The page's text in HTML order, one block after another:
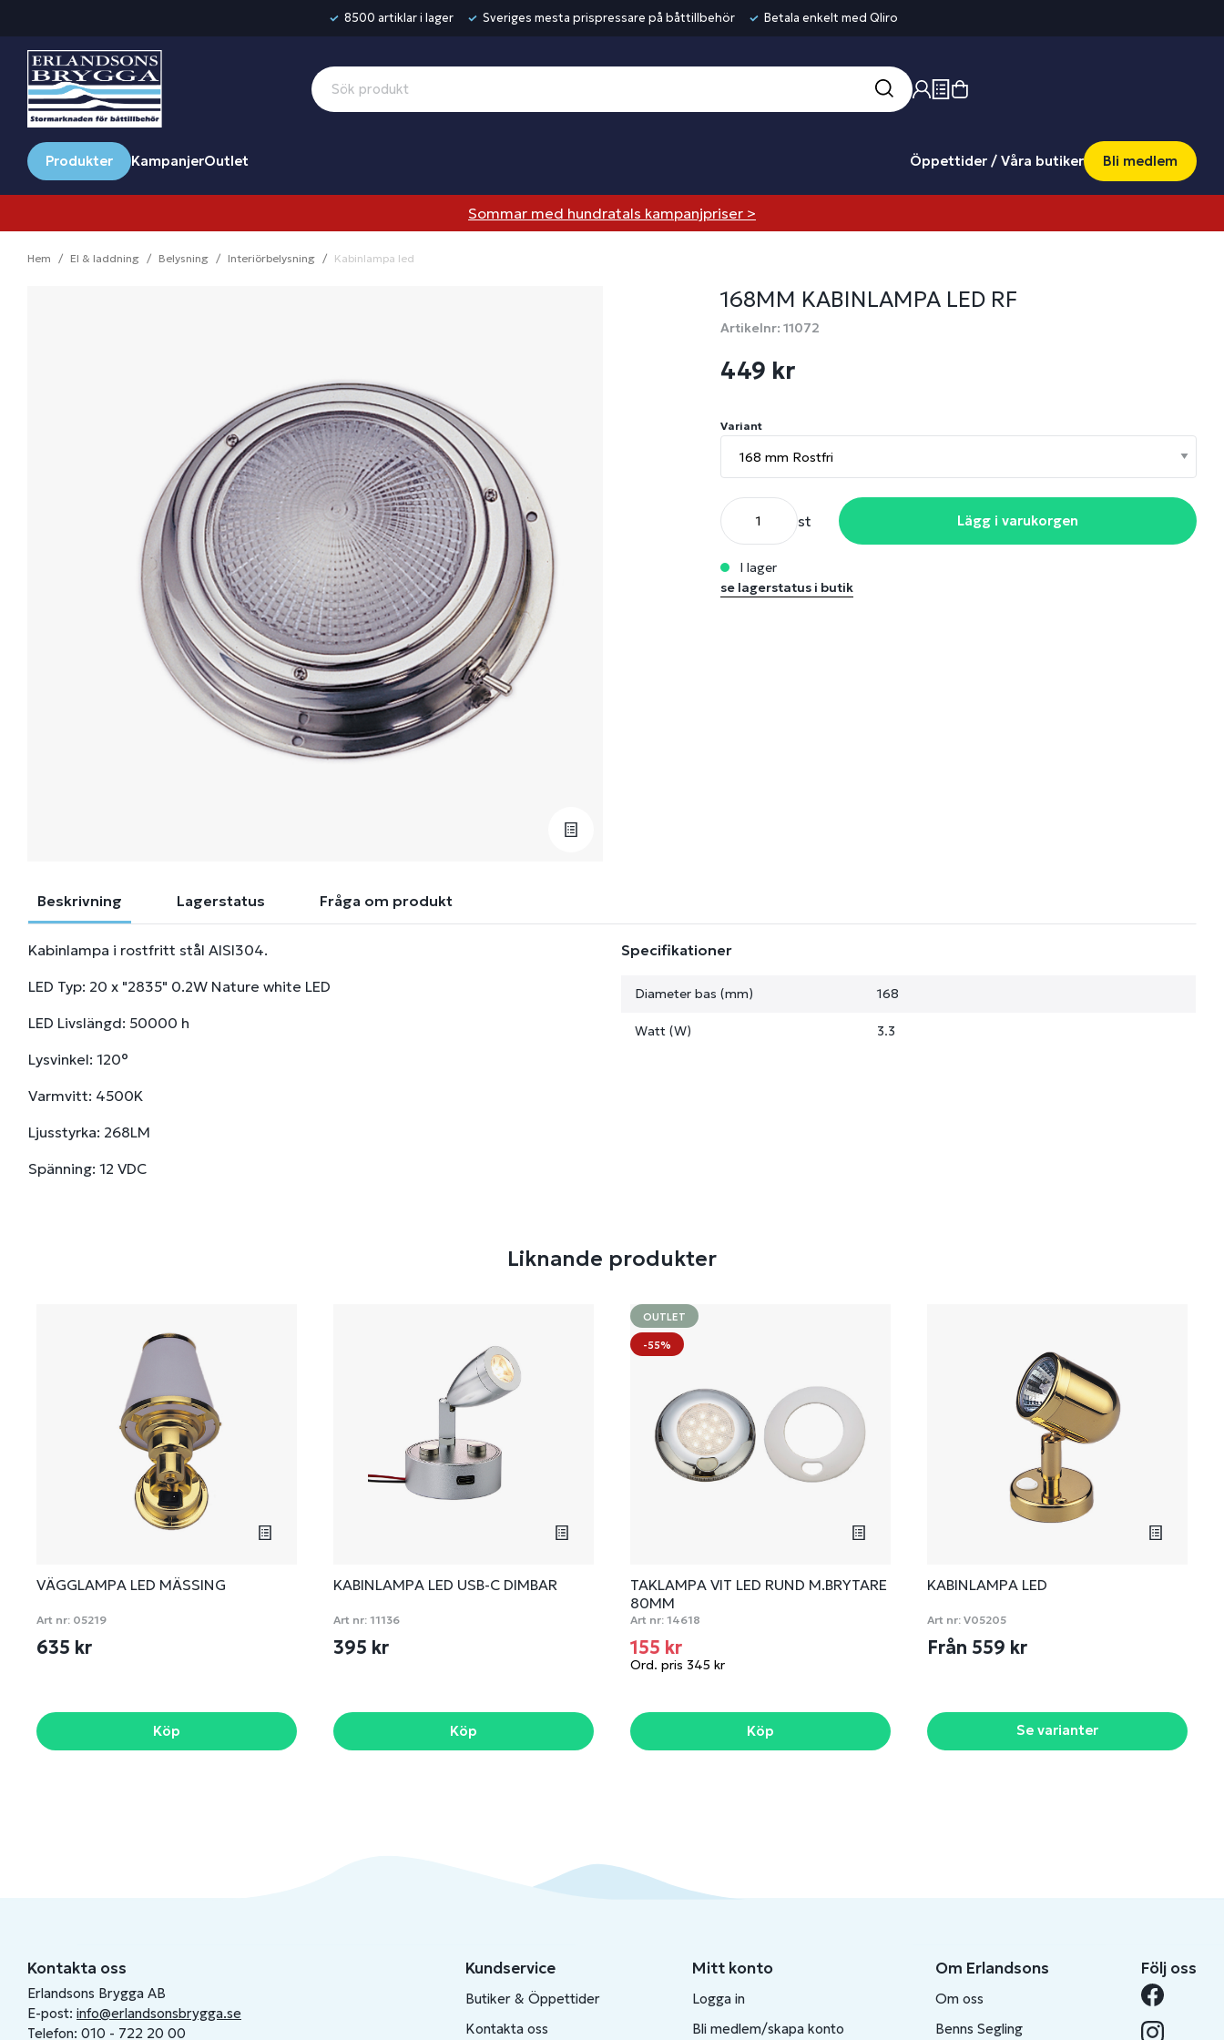
8500 artiklar i lager Sveriges mesta prispressare på båttillbehör Betala enkelt med Qliro
Produkter KampanjerOutlet Öppettider / Våra butiker Bli medlem
Sommar med hundratals kampanjpriser >
Hem El & laddning Belysning Interiörbelysning Kabinlampa led
168MM KABINLAMPA LED RF
Artikelnr: 11072
449 kr
Variant
st Lägg i varukorgen
i lager
se lagerstatus i butik
Beskrivning Lagerstatus Fråga om produkt
Kabinlampa i rostfritt stål AISI304.
LED Typ: 20 x "2835" 0.2W Nature white LED
LED Livslängd: 50000 h
Lysvinkel: 120°
Varmvitt: 4500K
Ljusstyrka: 268LM
Spänning: 12 VDC
Specifikationer
Diameter bas (mm) 168
Watt (W) 3.3
Liknande produkter
VÄGGLAMPA LED MÄSSING
Art nr: 05219
635 kr
Köp
KABINLAMPA LED USB-C DIMBAR
Art nr: 11136
395 kr
Köp
OUTLET
-55%
TAKLAMPA VIT LED RUND M.BRYTARE
80MM
Art nr: 14618
155 kr
Ord. pris 345 kr
Köp
KABINLAMPA LED
Art nr: V05205
Från 559 kr
Se varianter
Kontakta oss
Erlandsons Brygga AB
E-post: info@erlandsonsbrygga.se
Telefon: 010 - 722 20 00
Kundservice
Butiker & Öppettider
Kontakta oss
Mitt konto
Logga in
Bli medlem/skapa konto
Om Erlandsons
Om oss
Benns Segling
Följ oss